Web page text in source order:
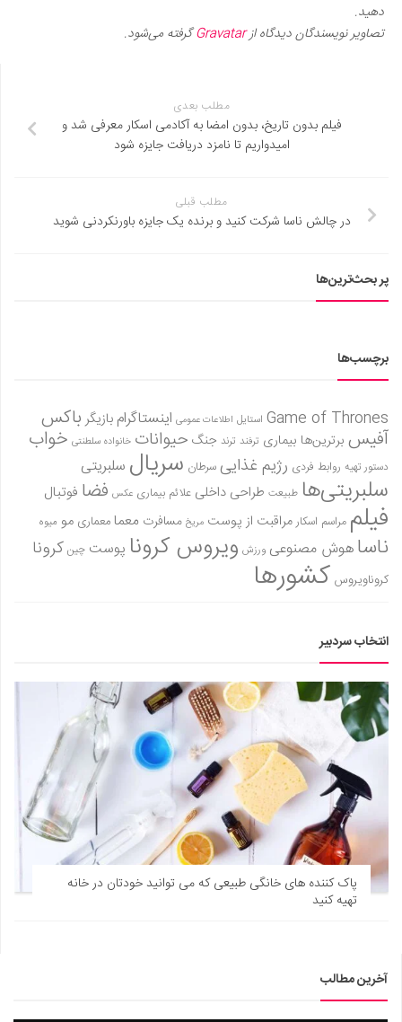
دهید.
تصاویر نویسندگان دیدگاه ازGravatarگرفته می‌شود.
مطلب بعدی
فیلم بدون تاریخ، بدون امضا به آکادمی اسکار معرفی شد و
امیدواریم تا نامزد دریافت جایزه شود
مطلب قبلی
در چالش ناسا شرکت کنید و برنده یک جایزه باورنکردنی شوید
پر بحث‌ترین‌ها
برچسب‌ها
Game of Thrones استایل اطلاعات عمومی اینستاگرام بازیگر باکس
آفیس برترین‌ها بیماری ترفند ترند جنگ حیوانات خانواده سلطنتی خواب
دستور تهیه روابط فردی رژیم غذاییسرطان سریال سلبریتی
سلبریتی‌ها طبیعت طراحی داخلی علائم بیماری عکس فضا فوتبال
فیلم مراسم اسکارمراقبت از پوست مریخ مسافرت معمامعماری مو میوه
ناساهوش مصنوعی ورزش ویروس کرونا پوست چین کرونا
کروناویروس کشورها
انتخاب سردبیر
پاک کننده های خانگی طبیعی که می توانید خودتان در خانه
تهیه کنید
آخرین مطالب